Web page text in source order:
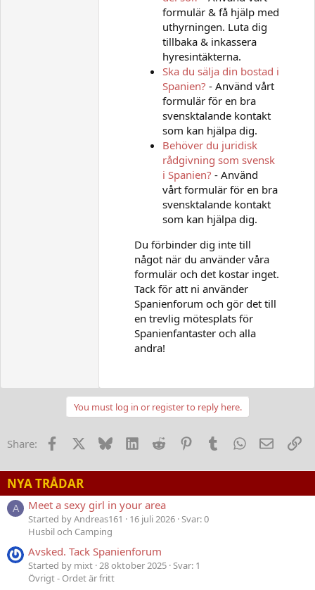
formulär & få hjälp med
uthyrningen. Luta dig
tillbaka & inkassera
hyresintäkterna.
Ska du sälja din bostad i
Spanien? - Använd vårt
formulär för en bra
svensktalande kontakt
som kan hjälpa dig.
Behöver du juridisk
rådgivning som svensk
i Spanien? - Använd
vårt formulär för en bra
svensktalande kontakt
som kan hjälpa dig.
Du förbinder dig inte till
något när du använder våra
formulär och det kostar inget.
Tack för att ni använder
Spanienforum och gör det till
en trevlig mötesplats för
Spanienfantaster och alla
andra!
You must log in or register to reply here.
Share: Facebook Bluesky LinkedInReddit PinterestTumblrWhatsApp
E-post
NYA TRÅDAR
A Meet a sexy girl in your area
Started by Andreas161 16 juli 2026 Svar: 0
Husbil och Camping
Avsked. Tack Spanienforum
Started by mixt 28 oktober 2025 Svar: 1
Övrigt - Ordet är fritt